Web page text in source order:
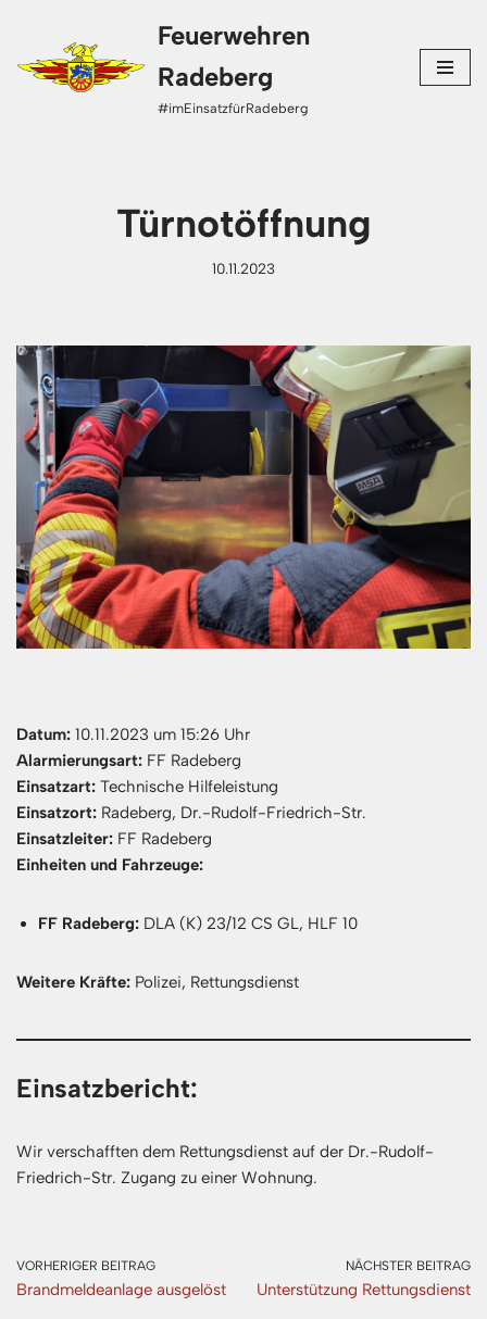
Zum
Inhalt
Feuerwehren
Radeberg
#imEinsatzfürRadeberg
Türnotöffnung
10.11.2023
Datum: 10.11.2023 um 15:26 Uhr
Alarmierungsart: FF Radeberg
Einsatzart: Technische Hilfeleistung
Einsatzort: Radeberg, Dr.-Rudolf-Friedrich-Str.
Einsatzleiter: FF Radeberg
Einheiten und Fahrzeuge:
FF Radeberg: DLA (K) 23/12 CS GL, HLF 10
Weitere Kräfte: Polizei, Rettungsdienst
Einsatzbericht:
Wir verschafften dem Rettungsdienst auf der Dr.-Rudolf-
Friedrich-Str. Zugang zu einer Wohnung.
VORHERIGER BEITRAG
Brandmeldeanlage ausgelöst
NÄCHSTER BEITRAG
Unterstützung Rettungsdienst